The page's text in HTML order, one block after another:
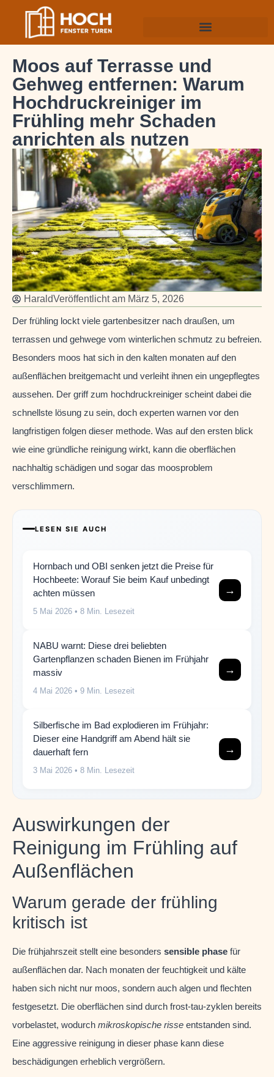
Moos auf Terrasse und
Gehweg entfernen: Warum
Hochdruckreiniger im
Frühling mehr Schaden
anrichten als nutzen
HaraldVeröffentlicht am März 5, 2026
Der frühling lockt viele gartenbesitzer nach draußen, um
terrassen und gehwege vom winterlichen schmutz zu befreien.
Besonders moos hat sich in den kalten monaten auf den
außenflächen breitgemacht und verleiht ihnen ein ungepflegtes
aussehen. Der griff zum hochdruckreiniger scheint dabei die
schnellste lösung zu sein, doch experten warnen vor den
langfristigen folgen dieser methode. Was auf den ersten blick
wie eine gründliche reinigung wirkt, kann die oberflächen
nachhaltig schädigen und sogar das moosproblem
verschlimmern.
LESEN SIE AUCH
Hornbach und OBI senken jetzt die Preise für
Hochbeete: Worauf Sie beim Kauf unbedingt
achten müssen
5 Mai 2026 • 8 Min. Lesezeit
→
NABU warnt: Diese drei beliebten
Gartenpflanzen schaden Bienen im Frühjahr
massiv
4 Mai 2026 • 9 Min. Lesezeit
→
Silberfische im Bad explodieren im Frühjahr:
Dieser eine Handgriff am Abend hält sie
dauerhaft fern
3 Mai 2026 • 8 Min. Lesezeit
→
Auswirkungen der
Reinigung im Frühling auf
Außenflächen
Warum gerade der frühling
kritisch ist
Die frühjahrszeit stellt eine besonders sensible phase für
außenflächen dar. Nach monaten der feuchtigkeit und kälte
haben sich nicht nur moos, sondern auch algen und flechten
festgesetzt. Die oberflächen sind durch frost-tau-zyklen bereits
vorbelastet, wodurch mikroskopische risse entstanden sind.
Eine aggressive reinigung in dieser phase kann diese
beschädigungen erheblich vergrößern.